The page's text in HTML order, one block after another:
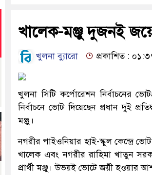
খালেক-মঞ্জু দুজনই
খুলনা ব্যুারো প্রকাশিত :
খুলনা সিটি কর্পোরেশন নির্বাচনের
নির্বাচনে ভোট দিয়েছেন প্রধান দুই
মঞ্জু।
নগরীর পাইওনিয়ার হাই-স্কুল কেন্দ্রে
খালেক এবং নগরীর রাহিমা খাতুন
প্রার্থী মঞ্জু। উভয়ই ভোটে জয়ী হওয়ার